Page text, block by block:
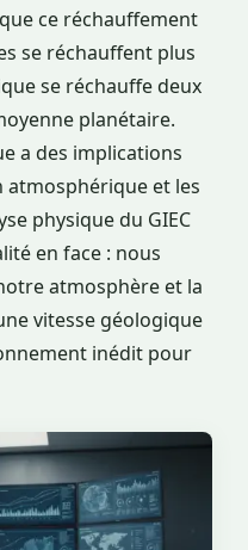
ce réchauffement
se réchauffent plus
se réchauffe deux
planétaire.
a des implications
et les
physique du GIEC
en face : nous
atmosphère et la
vitesse géologique
inédit pour